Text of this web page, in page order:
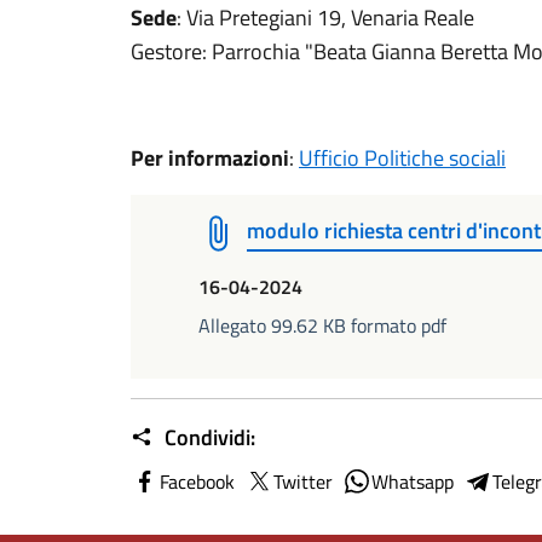
Sede: Via Pretegiani 19, Venaria Reale
Gestore: Parrochia "Beata Gianna Beretta
Per informazioni: Ufficio Politiche sociali
modulo richiesta centri
16-04-2024
Allegato 99.62 KB formato pdf
Condividi:
Facebook Twitter Whatsapp